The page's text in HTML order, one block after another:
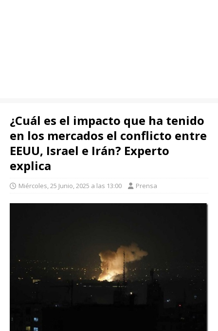
¿Cuál es el impacto que ha tenido
en los mercados el conflicto entre
EEUU, Israel e Irán? Experto
explica
Miércoles, 25 Junio, 2025 a las 13:00 Prensa